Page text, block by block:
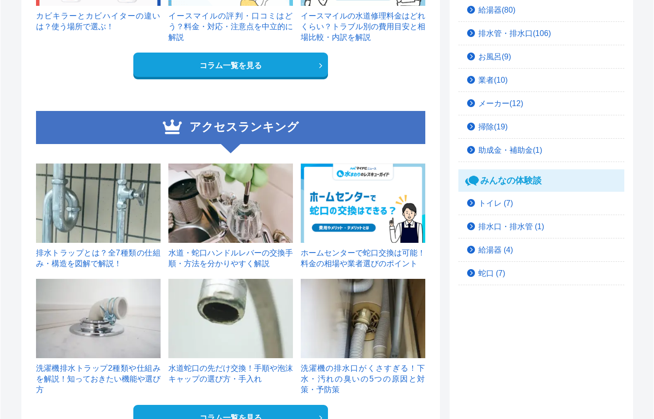
カビキラーとカビハイターの違い
は？使う場所で選ぶ！
イースマイルの評判・口コミはど
う？料金・対応・注意点を中立的に
解説
イースマイルの水道修理料金はどれ
くらい？トラブル別の費用目安と相
場比較・内訳を解説
コラム一覧を見る
アクセスランキング
1
排水トラップとは？全7種類の仕組
み・構造を図解で解説！
2
水道・蛇口ハンドルレバーの交換手
順・方法を分かりやすく解説
ホームセンターで蛇口交換は可能！
料金の相場や業者選びのポイント
洗濯機排水トラップ2種類や仕組み
を解説！知っておきたい機能や選び
方
水道蛇口の先だけ交換！手順や泡沫
キャップの選び方・手入れ
洗濯機の排水口がくさすぎる！下
水・汚れの臭いの5つの原因と対
策・予防策
給湯器(80)
排水管・排水口(106)
お風呂(9)
業者(10)
メーカー(12)
掃除(19)
助成金・補助金(1)
みんなの体験談
トイレ (7)
排水口・排水管 (1)
給湯器 (4)
蛇口 (7)